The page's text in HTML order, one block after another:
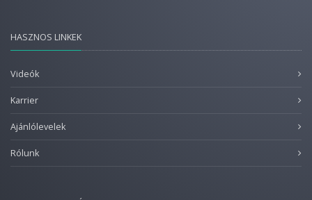
HASZNOS LINKEK
Videók
Karrier
Ajánlólevelek
Rólunk